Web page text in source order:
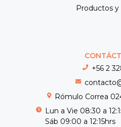
Productos y
+56 2
Rómulo Correa
Lun a Vie 08:30 a
Sáb 09:00 a 12:15hrs